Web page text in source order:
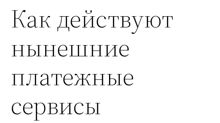
Как действуют
нынешние
платежные
сервисы